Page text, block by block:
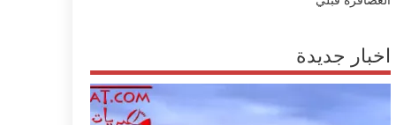
اخبار جديدة